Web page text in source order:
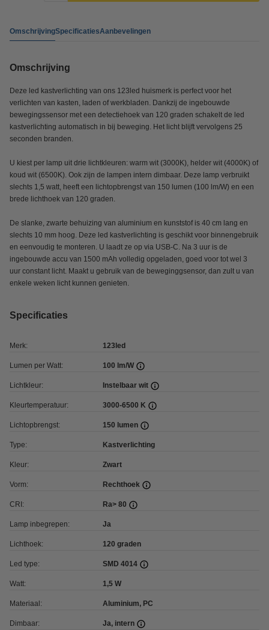
OmschrijvingSpecificatiesAanbevelingen
Omschrijving
Deze led kastverlichting van ons 123led huismerk is perfect voor het
verlichten van kasten, laden of werkbladen. Dankzij de ingebouwde
bewegingssensor met een detectiehoek van 120 graden schakelt de led
kastverlichting automatisch in bij beweging. Het licht blijft vervolgens 25
seconden branden.
U kiest per lamp uit drie lichtkleuren: warm wit (3000K), helder wit (4000K) of
koud wit (6500K). Ook zijn de lampen intern dimbaar. Deze lamp verbruikt
slechts 1,5 watt, heeft een lichtopbrengst van 150 lumen (100 lm/W) en een
brede lichthoek van 120 graden.
De slanke, zwarte behuizing van aluminium en kunststof is 40 cm lang en
slechts 10 mm hoog. Deze led kastverlichting is geschikt voor binnengebruik
en eenvoudig te monteren. U laadt ze op via USB-C. Na 3 uur is de
ingebouwde accu van 1500 mAh volledig opgeladen, goed voor tot wel 3
uur constant licht. Maakt u gebruik van de beweginggsensor, dan zult u van
enkele weken licht kunnen genieten.
Specificaties
Merk: 123led
Lumen per Watt: 100 lm/W
Lichtkleur: Instelbaar wit
Kleurtemperatuur: 3000-6500 K
Lichtopbrengst: 150 lumen
Type: Kastverlichting
Kleur: Zwart
Vorm: Rechthoek
CRI: Ra> 80
Lamp inbegrepen: Ja
Lichthoek: 120 graden
Led type: SMD 4014
Watt: 1,5 W
Materiaal: Aluminium, PC
Dimbaar: Ja, intern